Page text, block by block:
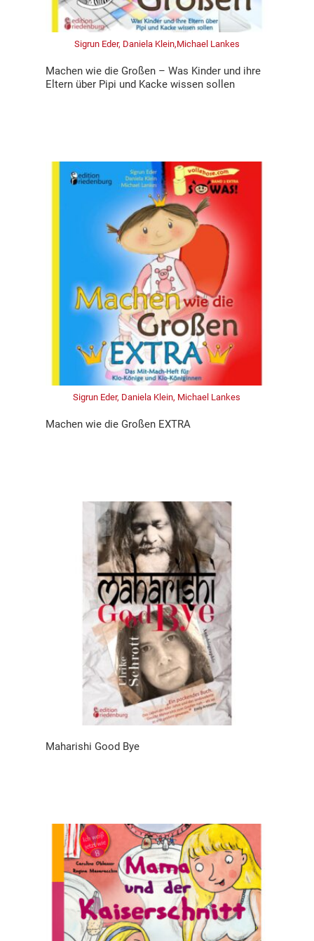
Sigrun Eder, Daniela Klein,Michael Lankes
Machen wie die Großen – Was Kinder und ihre
Eltern über Pipi und Kacke wissen sollen
Sigrun Eder, Daniela Klein, Michael Lankes
Machen wie die Großen EXTRA
Maharishi Good Bye